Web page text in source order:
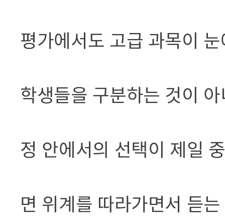
평가에서도 고급 과목이
학생들을 구분하는 것이
정 안에서의 선택이 제일
면 위계를 따라가면서 듣